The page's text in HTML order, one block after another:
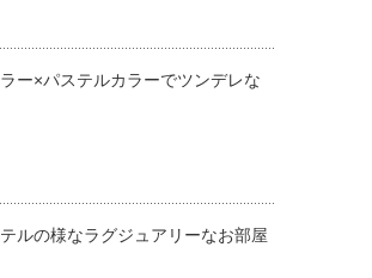
ー×パステルカラーでツンデレな
ルの様なラグジュアリーなお部屋